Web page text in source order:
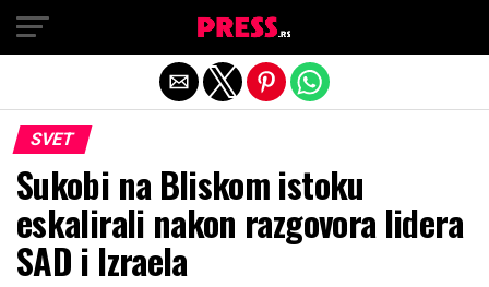
SVET
Sukobi na Bliskom istoku
eskalirali nakon razgovora lidera
SAD i Izraela
Exit mobile version